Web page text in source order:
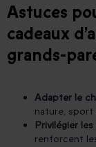
Astuces
cadeaux
grands-
Adapter le
nature,
Privilégier
renforcent